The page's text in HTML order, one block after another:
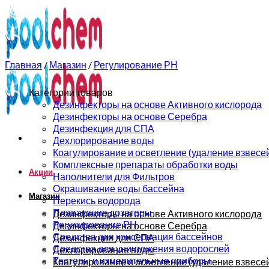
Акции
Магазин
Дезинфекторы на основе Активного кислорода
Дезинфекторы на основе Серебра
Дезинфекция для СПА
Дехлорирование воды
Коагулирование и осветление (удаление
Главная / Магазин / Регулирование РН
Категории товаров
Дезинфекторы на основе Активного кислорода
Дезинфекторы на основе Серебра
Дезинфекция для СПА
Дехлорирование воды
Коагулирование и осветление (удаление
Комплексные препараты обработки воды
Наполнители для Фильтров
Окрашивание воды бассейна
Перекись водорода
Плавающие дозаторы
Регулирование РН
Средства для консервация бассейнов
Средства для уничтожения водорослей
Тестеры и измерительные приборы